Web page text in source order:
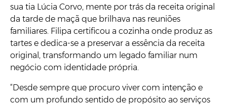
sua tia Lúcia Corvo, mente por trás da receita original
da tarde de maçã que brilhava nas reuniões
familiares. Filipa certificou a cozinha onde produz as
tartes e dedica-se a preservar a essência da receita
original, transformando um legado familiar num
negócio com identidade própria.
“Desde sempre que procuro viver com intenção e
com um profundo sentido de propósito ao serviços